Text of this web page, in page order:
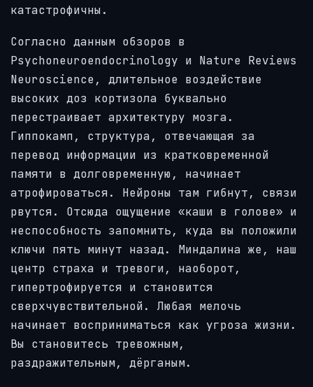
катастрофичны.
Согласно данным обзоров в
Psychoneuroendocrinology и Nature Reviews
Neuroscience, длительное воздействие
высоких доз кортизола буквально
перестраивает архитектуру мозга.
Гиппокамп, структура, отвечающая за
перевод информации из кратковременной
памяти в долговременную, начинает
атрофироваться. Нейроны там гибнут, связи
рвутся. Отсюда ощущение «каши в голове» и
неспособность запомнить, куда вы положили
ключи пять минут назад. Миндалина же, наш
центр страха и тревоги, наоборот,
гипертрофируется и становится
сверхчувствительной. Любая мелочь
начинает восприниматься как угроза жизни.
Вы становитесь тревожным,
раздражительным, дёрганым.